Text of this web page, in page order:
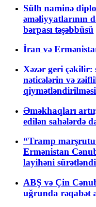
Sülh naminə
əməliyyatlarının
bərpası təşəbbüsü
İran və
Xəzər geri çəkilir:
nəticələrin və
qiymətləndirilməsi
Əməkhaqları
edilən sahələrdə
“Tramp
Ermənistan
layihəni
ABŞ və Çin
uğrunda rəqabət